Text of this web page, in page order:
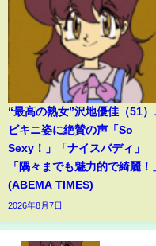
“最高の熟女”沢地優佳（51）
ビキニ姿に絶賛の声「So
Sexy！」「ナイスバディ」
「隅々までも魅力的で綺麗！
(ABEMA TIMES)
2026年8月7日